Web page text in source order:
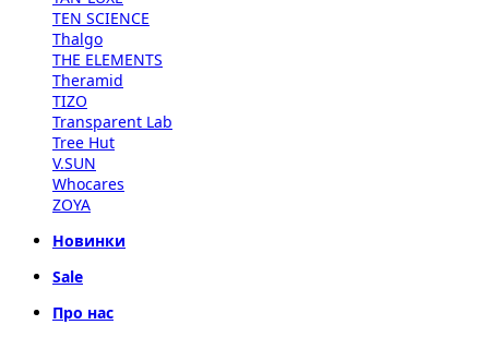
TEN SCIENCE
Thalgo
THE ELEMENTS
Theramid
TIZO
Transparent Lab
Tree Hut
V.SUN
Whocares
ZOYA
Новинки
Sale
Про нас